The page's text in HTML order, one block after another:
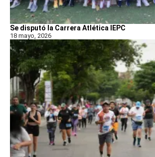
Se disputó la Carrera Atlética IEPC
18 mayo, 2026